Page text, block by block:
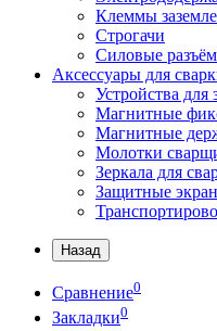
Клеммы
Строгачи
Силовые
Аксессуары для
Устройства для
Магнитные
Магнитные
Молотки
Зеркала для
Защитные
Назад
Сравнение0
Закладки0